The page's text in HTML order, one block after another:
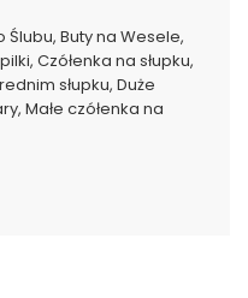
Ślubu, Buty na Wesele,
, Czółenka na słupku,
słupku, Duże
, Małe czółenka na